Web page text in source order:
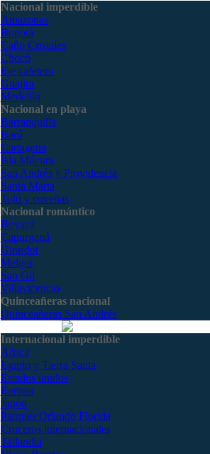
Nacional imperdible
Amazonas
Bogotá
Caño Cristales
Chocó
Eje cafetero
Guajira
Medellín
Nacional en playa
Barranquilla
Barú
Cartagena
Isla Múcura
San Andrés y Providencia
Santa Marta
Tolú y coveñas
Nacional romántico
Boyacá
Capurganá
Girardot
Melgar
San Gil
Villavicencio
Quinceañeras nacional
Quinceañeras San Andrés
Internacional imperdible
Africa
Egipto y Tierra Santa
Estados unidos
Europa
Japón
Parques Orlando Florida
Cruceros internacionales
Tailandia